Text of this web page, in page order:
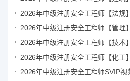
2026年中级注册安全工程师【法规
2026年中级注册安全工程师【技术
2026年中级注册安全工程师【化工
2026年中级注册安全工程师SVIP视